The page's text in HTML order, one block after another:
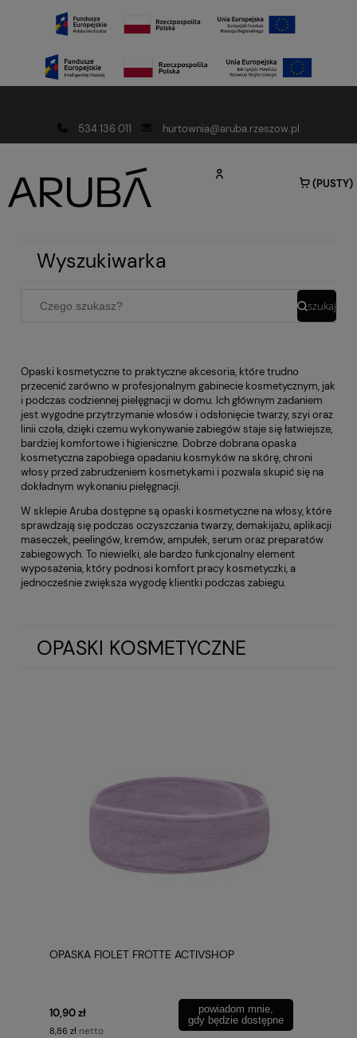
534 136 011
hurtownia@aruba.rzeszow.pl
(PUSTY)
Wyszukiwarka
szukaj
Opaski kosmetyczne to praktyczne akcesoria, które trudno
przecenić zarówno w profesjonalnym gabinecie kosmetycznym, jak
i podczas codziennej pielęgnacji w domu. Ich głównym zadaniem
jest wygodne przytrzymanie włosów i odsłonięcie twarzy, szyi oraz
linii czoła, dzięki czemu wykonywanie zabiegów staje się łatwiejsze,
bardziej komfortowe i higieniczne. Dobrze dobrana opaska
kosmetyczna zapobiega opadaniu kosmyków na skórę, chroni
włosy przed zabrudzeniem kosmetykami i pozwala skupić się na
dokładnym wykonaniu pielęgnacji.
W sklepie Aruba dostępne są opaski kosmetyczne na włosy, które
sprawdzają się podczas oczyszczania twarzy, demakijażu, aplikacji
maseczek, peelingów, kremów, ampułek, serum oraz preparatów
zabiegowych. To niewielki, ale bardzo funkcjonalny element
wyposażenia, który podnosi komfort pracy kosmetyczki, a
jednocześnie zwiększa wygodę klientki podczas zabiegu.
OPASKI KOSMETYCZNE
OPASKA FIOLET FROTTE ACTIVSHOP
10,90 zł
8,86 zł netto
powiadom mnie,
gdy będzie dostępne